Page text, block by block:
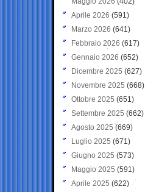
Aprile 2026 (591)
Marzo 2026 (641)
Febbraio 2026 (617)
Gennaio 2026 (652)
Dicembre 2025 (627)
Novembre 2025 (668)
Ottobre 2025 (651)
Settembre 2025 (662)
Agosto 2025 (669)
Luglio 2025 (671)
Giugno 2025 (573)
Maggio 2025 (591)
Aprile 2025 (622)